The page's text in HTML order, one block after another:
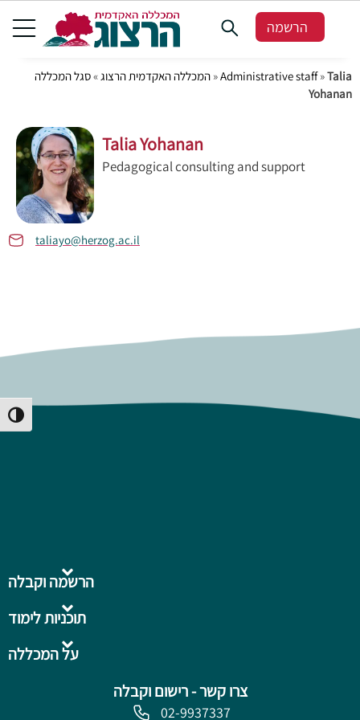
Toggle High Contrast
הרשמה
המכללה האקדמית הרצוג »סגל המכללה »Administrative staff»Talia
Yohanan
Talia Yohanan
Pedagogical consulting and support
taliayo@herzog.ac.il
צרו קשר - רישום וקבלה
02-9937337
על המכללה
תוכניות לימוד
הרשמה וקבלה